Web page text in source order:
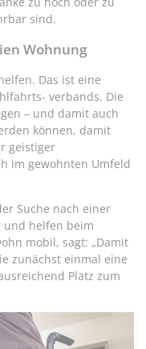
sind.
Wohnung
Das ist eine
verbands. Die
– und damit auch
können, damit
geistiger
im gewohnten Umfeld
Suche nach einer
und helfen beim
mobil, sagt: „Damit
zunächst einmal eine
Platz zum